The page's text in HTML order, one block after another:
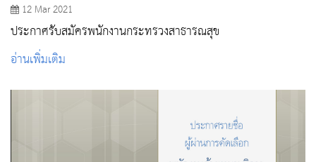
12 Mar 2021
ประกาศรับสมัครพนักงานกระทรวงสาธารณสุข
อ่านเพิ่มเติม